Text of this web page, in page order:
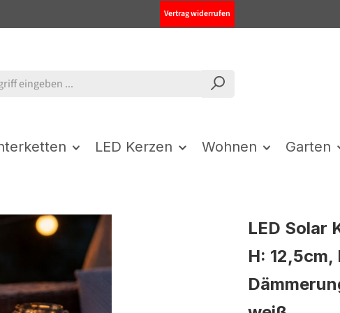
Vertrag widerrufen
LED Kerzen Wohnen Garten
LED Solar
H: 12,5cm,